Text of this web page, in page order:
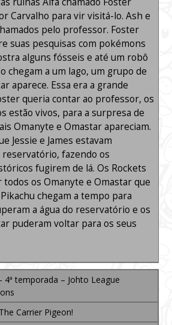
Carvalho para vir visitá-lo. Ash e
pelo professor. Foster
suas pesquisas com pokémons
alguns fósseis e até um robô
chegam a um lago, um grupo de
aparece. Essa era a grande
queria contar ao professor, os
estão vivos, para a surpresa de
Omanyte e Omastar apareciam.
Jessie e James estavam
reservatório, fazendo os
fugirem de lá. Os Rockets
todos os Omanyte e Omastar que
chegam a tempo para
a água do reservatório e os
puderam voltar para os seus
4ª temporada – Johto League
Carrier Pigeon!